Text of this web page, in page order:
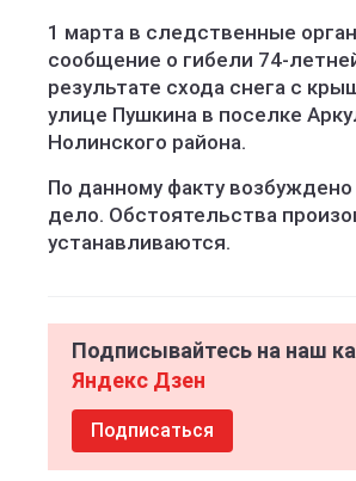
1 марта в следственные
сообщение о гибели 74-
результате схода снега с
улице Пушкина в поселке
Нолинского района.
По данному факту возбуждено
дело. Обстоятельства
устанавливаются.
Подписывайтесь на наш
Яндекс Дзен
Подписаться